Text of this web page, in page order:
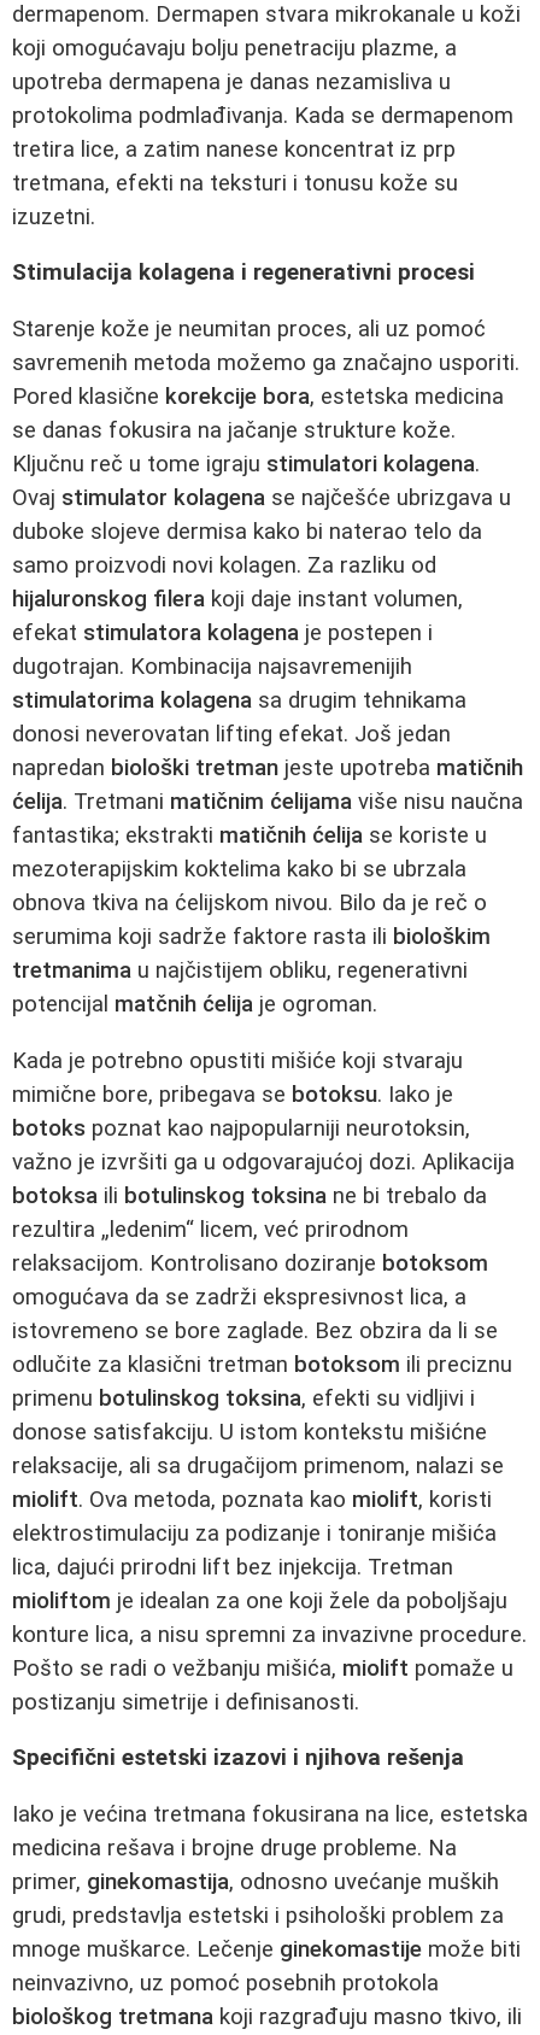
dermapenom. Dermapen stvara mikrokanale u koži
koji omogućavaju bolju penetraciju plazme, a
upotreba dermapena je danas nezamisliva u
protokolima podmlađivanja. Kada se dermapenom
tretira lice, a zatim nanese koncentrat iz prp
tretmana, efekti na teksturi i tonusu kože su
izuzetni.
Stimulacija kolagena i regenerativni procesi
Starenje kože je neumitan proces, ali uz pomoć
savremenih metoda možemo ga značajno usporiti.
Pored klasične korekcije bora, estetska medicina
se danas fokusira na jačanje strukture kože.
Ključnu reč u tome igraju stimulatori kolagena.
Ovaj stimulator kolagena se najčešće ubrizgava u
duboke slojeve dermisa kako bi naterao telo da
samo proizvodi novi kolagen. Za razliku od
hijaluronskog filera koji daje instant volumen,
efekat stimulatora kolagena je postepen i
dugotrajan. Kombinacija najsavremenijih
stimulatorima kolagena sa drugim tehnikama
donosi neverovatan lifting efekat. Još jedan
napredan biološki tretman jeste upotreba matičnih
ćelija. Tretmani matičnim ćelijama više nisu naučna
fantastika; ekstrakti matičnih ćelija se koriste u
mezoterapijskim koktelima kako bi se ubrzala
obnova tkiva na ćelijskom nivou. Bilo da je reč o
serumima koji sadrže faktore rasta ili biološkim
tretmanima u najčistijem obliku, regenerativni
potencijal matčnih ćelija je ogroman.
Kada je potrebno opustiti mišiće koji stvaraju
mimične bore, pribegava se botoksu. Iako je
botoks poznat kao najpopularniji neurotoksin,
važno je izvršiti ga u odgovarajućoj dozi. Aplikacija
botoksa ili botulinskog toksina ne bi trebalo da
rezultira „ledenim“ licem, već prirodnom
relaksacijom. Kontrolisano doziranje botoksom
omogućava da se zadrži ekspresivnost lica, a
istovremeno se bore zaglade. Bez obzira da li se
odlučite za klasični tretman botoksom ili preciznu
primenu botulinskog toksina, efekti su vidljivi i
donose satisfakciju. U istom kontekstu mišićne
relaksacije, ali sa drugačijom primenom, nalazi se
miolift. Ova metoda, poznata kao miolift, koristi
elektrostimulaciju za podizanje i toniranje mišića
lica, dajući prirodni lift bez injekcija. Tretman
mioliftom je idealan za one koji žele da poboljšaju
konture lica, a nisu spremni za invazivne procedure.
Pošto se radi o vežbanju mišića, miolift pomaže u
postizanju simetrije i definisanosti.
Specifični estetski izazovi i njihova rešenja
Iako je većina tretmana fokusirana na lice, estetska
medicina rešava i brojne druge probleme. Na
primer, ginekomastija, odnosno uvećanje muških
grudi, predstavlja estetski i psihološki problem za
mnoge muškarce. Lečenje ginekomastije može biti
neinvazivno, uz pomoć posebnih protokola
biološkog tretmana koji razgrađuju masno tkivo, ili